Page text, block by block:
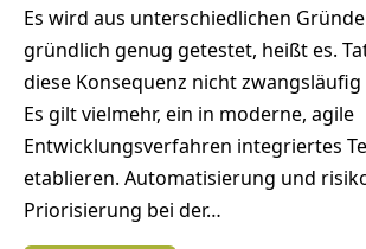
Es wird aus unterschiedlichen
gründlich genug getestet, heißt es.
diese Konsequenz nicht
Es gilt vielmehr, ein in moderne, agile
Entwicklungsverfahren integriertes
etablieren. Automatisierung und
Priorisierung bei der…